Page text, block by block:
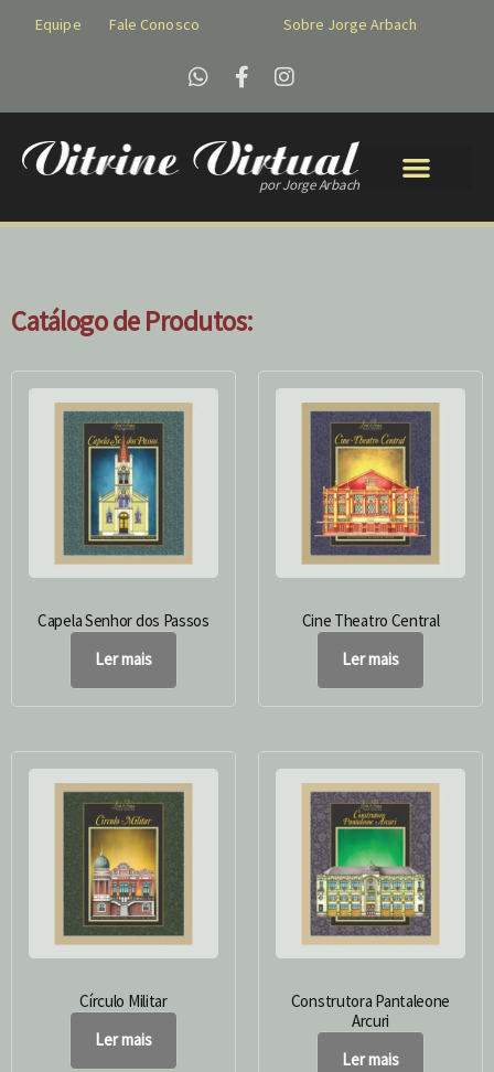
Equipe Fale Conosco Sobre Jorge Arbach
por Jorge Arbach
Catálogo de Produtos:
Capela Senhor dos Passos
Ler mais
Cine Theatro Central
Ler mais
Círculo Militar
Ler mais
Construtora Pantaleone
Arcuri
Ler mais